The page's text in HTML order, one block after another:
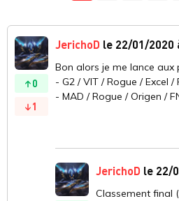
0
1
JerichoD le 22/01/2020
Bon alors je me lance aux
- G2 / VIT / Rogue / Excel /
- MAD / Rogue / Origen /
JerichoD le 22/
Classement final